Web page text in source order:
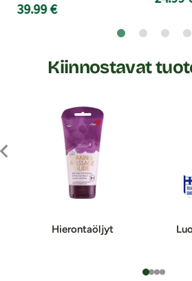
39.99 €
Kiinnostavat
Hierontaöljyt